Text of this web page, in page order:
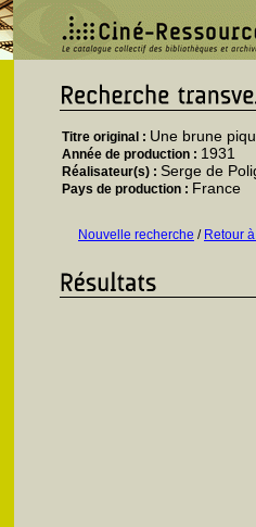
Titre original : Une brune
Année de production : 1931
Réalisateur(s) : Serge de
Pays de production : France
Nouvelle recherche / Retour